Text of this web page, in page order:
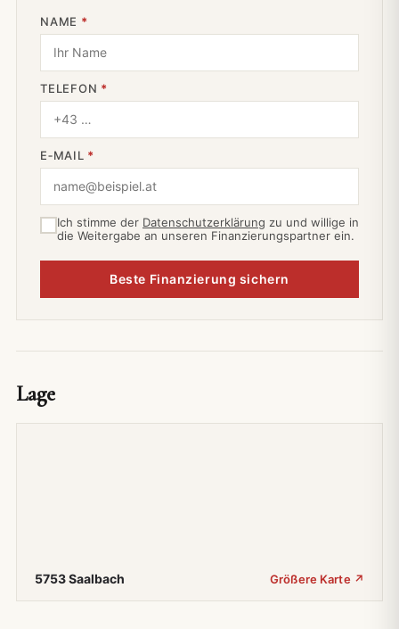
NAME *
TELEFON *
E‑MAIL *
Ich stimme der Datenschutzerklärung zu und willige in
die Weitergabe an unseren Finanzierungspartner ein.
Beste Finanzierung sichern
Lage
5753 Saalbach Größere Karte ↗